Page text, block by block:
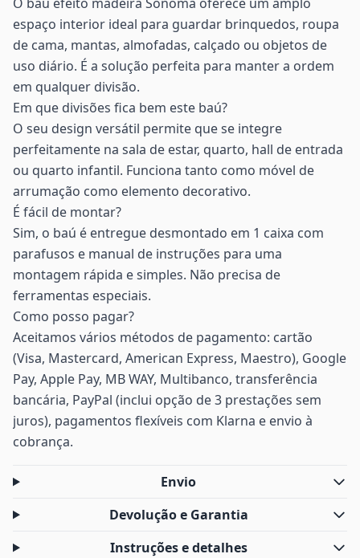
espaço interior ideal para guardar brinquedos, roupa
de cama, mantas, almofadas, calçado ou objetos de
uso diário. É a solução perfeita para manter a ordem
em qualquer divisão.
Em que divisões fica bem este baú?
O seu design versátil permite que se integre
perfeitamente na sala de estar, quarto, hall de entrada
ou quarto infantil. Funciona tanto como móvel de
arrumação como elemento decorativo.
É fácil de montar?
Sim, o baú é entregue desmontado em 1 caixa com
parafusos e manual de instruções para uma
montagem rápida e simples. Não precisa de
ferramentas especiais.
Como posso pagar?
Aceitamos vários métodos de pagamento: cartão
(Visa, Mastercard, American Express, Maestro), Google
Pay, Apple Pay, MB WAY, Multibanco, transferência
bancária, PayPal (inclui opção de 3 prestações sem
juros), pagamentos flexíveis com Klarna e envio à
cobrança.
Envio
Devolução e Garantia
Instruções e detalhes